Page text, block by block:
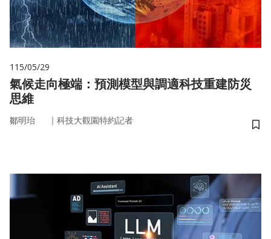
115/05/29
氣候走向極端：預測模型與調適科技重建防災
思維
鄒明珆 ｜ 科技大觀園特約記者
儲